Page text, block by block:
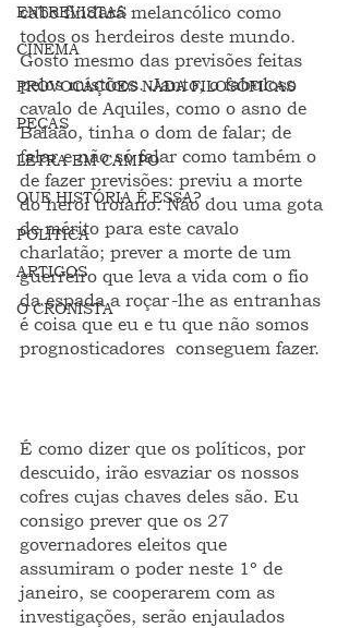
ENTREVISTAS
CINEMA
PROVOCAÇÕES NADA FILOSÓFICAS
PEÇAS
LETRA EM CAMPO
QUE HISTÓRIA É ESSA?
POLÍTICA
ARTIGOS
O CRONISTA
cabo findará melancólico como
todos os herdeiros deste mundo.
Gosto mesmo das previsões feitas
pelos místicos. Janto, o fabuloso
cavalo de Aquiles, como o asno de
Balaão, tinha o dom de falar; de
falar e não só falar como também o
de fazer previsões: previu a morte
do herói troiano. Não dou uma gota
de mérito para este cavalo
charlatão; prever a morte de um
guerreiro que leva a vida com o fio
da espada a roçar-lhe as entranhas
é coisa que eu e tu que não somos
prognosticadores  conseguem fazer.
É como dizer que os políticos, por
descuido, irão esvaziar os nossos
cofres cujas chaves deles são. Eu
consigo prever que os 27
governadores eleitos que
assumiram o poder neste 1º de
janeiro, se cooperarem com as
investigações, serão enjaulados